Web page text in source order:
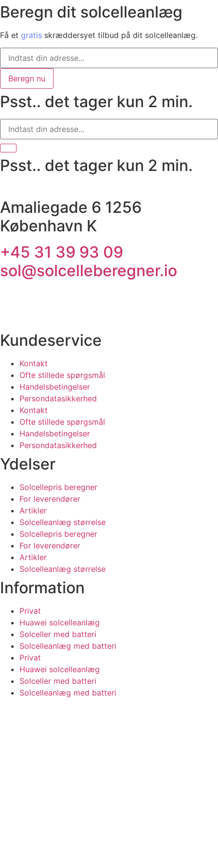
Beregn dit solcelleanlæg
Få et gratis skræddersyet tilbud på dit solcelleanlæg.
Beregn nu
Psst.. det tager kun 2 min.
Psst.. det tager kun 2 min.
Amaliegade 6 1256
København K
+45 31 39 93 09
sol@solcelleberegner.io
Kundeservice
Kontakt
Ofte stillede spørgsmål
Handelsbetingelser
Persondatasikkerhed
Kontakt
Ofte stillede spørgsmål
Handelsbetingelser
Persondatasikkerhed
Ydelser
Solcellepris beregner
For leverendører
Artikler
Solcelleanlæg størrelse
Solcellepris beregner
For leverendører
Artikler
Solcelleanlæg størrelse
Information
Privat
Huawei solcelleanlæg
Solceller med batteri
Solcelleanlæg med batteri
Privat
Huawei solcelleanlæg
Solceller med batteri
Solcelleanlæg med batteri